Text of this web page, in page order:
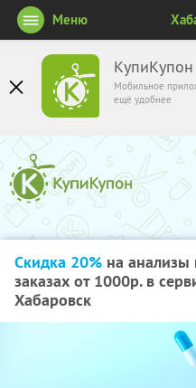
КупиКупон
Мобильное
ещё удобнее
Меню
Скидка 20% на
заказах от 1000р. в
Хабаровск